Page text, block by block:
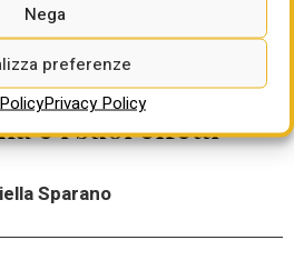
Nega
preferenze
Privacy Policy
ascendente e
e dopo il
chiarisce la
e i suoi effetti
Sparano